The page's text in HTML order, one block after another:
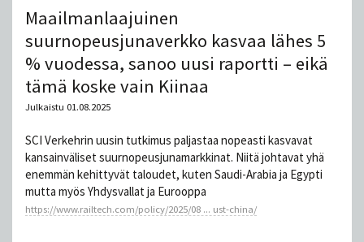
Maailmanlaajuinen
suurnopeusjunaverkko kasvaa lähes 5
% vuodessa, sanoo uusi raportti – eikä
tämä koske vain Kiinaa
Julkaistu 01.08.2025
SCI Verkehrin uusin tutkimus paljastaa nopeasti kasvavat
kansainväliset suurnopeusjunamarkkinat. Niitä johtavat yhä
enemmän kehittyvät taloudet, kuten Saudi-Arabia ja Egypti
mutta myös Yhdysvallat ja Eurooppa
https://www.railtech.com/policy/2025/08 ... ust-china/